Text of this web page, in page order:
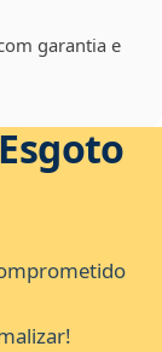
garantia e